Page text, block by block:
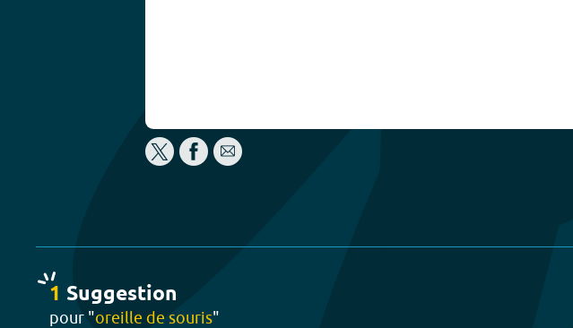
1 Suggestion
pour "oreille de souris"